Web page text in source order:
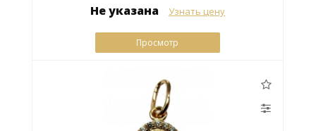
Не указана Узнать цену
Просмотр